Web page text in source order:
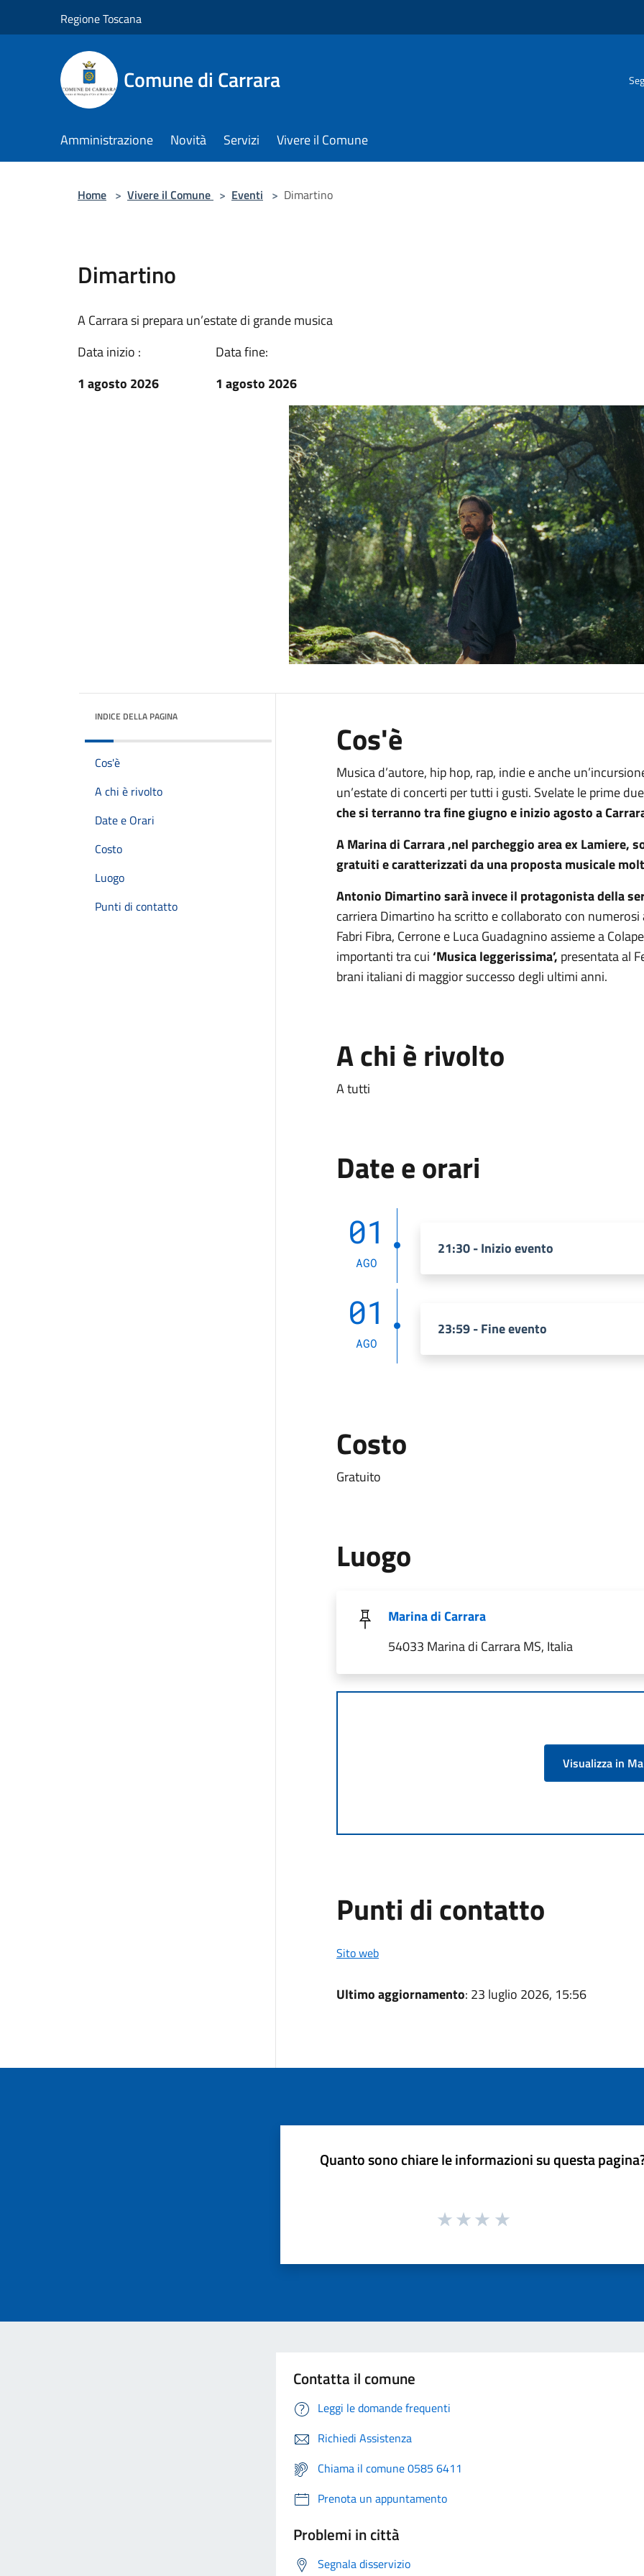
Regione Toscana
Comune di Carrara
Amministrazione Novità Servizi Vivere il Comune
Home > Vivere il Comune > Eventi > Dimartino
Dimartino
A Carrara si prepara un’estate di grande musica
Data inizio :
1 agosto 2026
Data fine:
1 agosto 2026
INDICE DELLA PAGINA
Cos'è
A chi è rivolto
Date e Orari
Costo
Luogo
Punti di contatto
Cos'è
Musica d’autore, hip hop, rap, indie e anche
un’estate di concerti per tutti i gusti. Svelate le prime
che si terranno tra fine giugno e inizio agosto a
A Marina di Carrara ,nel parcheggio area ex Lamiere,
gratuiti e caratterizzati da una proposta musicale
Antonio Dimartino sarà invece il protagonista della
carriera Dimartino ha scritto e collaborato con
Fabri Fibra, Cerrone e Luca Guadagnino assieme a
importanti tra cui‘Musica leggerissima’, presentata al
brani italiani di maggior successo degli ultimi anni.
A chi è rivolto
A tutti
Date e orari
01
AGO
21:30 - Inizio evento
01
AGO
23:59 - Fine evento
Costo
Gratuito
Luogo
Marina di Carrara
54033 Marina di Carrara MS, Italia
Visualizza in
Punti di contatto
Sito web
Ultimo aggiornamento: 23 luglio 2026, 15:56
Quanto sono chiare le informazioni su questa
Contatta il comune
Leggi le domande frequenti
Richiedi Assistenza
Chiama il comune 0585 6411
Prenota un appuntamento
Problemi in città
Segnala disservizio